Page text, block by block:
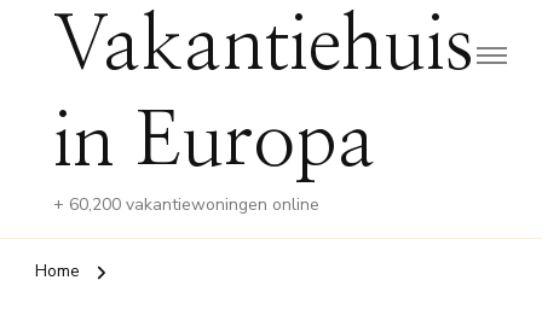
Vakantiehuis
in Europa
+ 60,200 vakantiewoningen online
Home